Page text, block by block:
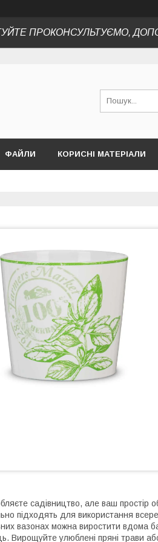
ПРОКОНСУЛЬТУЄМО,
ФАЙЛИ КОРИСНІ МАТЕРІАЛИ
садівництво, але ваш простір
підходять для використання
вазонах можна виростити вдома
Вирощуйте улюблені пряні трави